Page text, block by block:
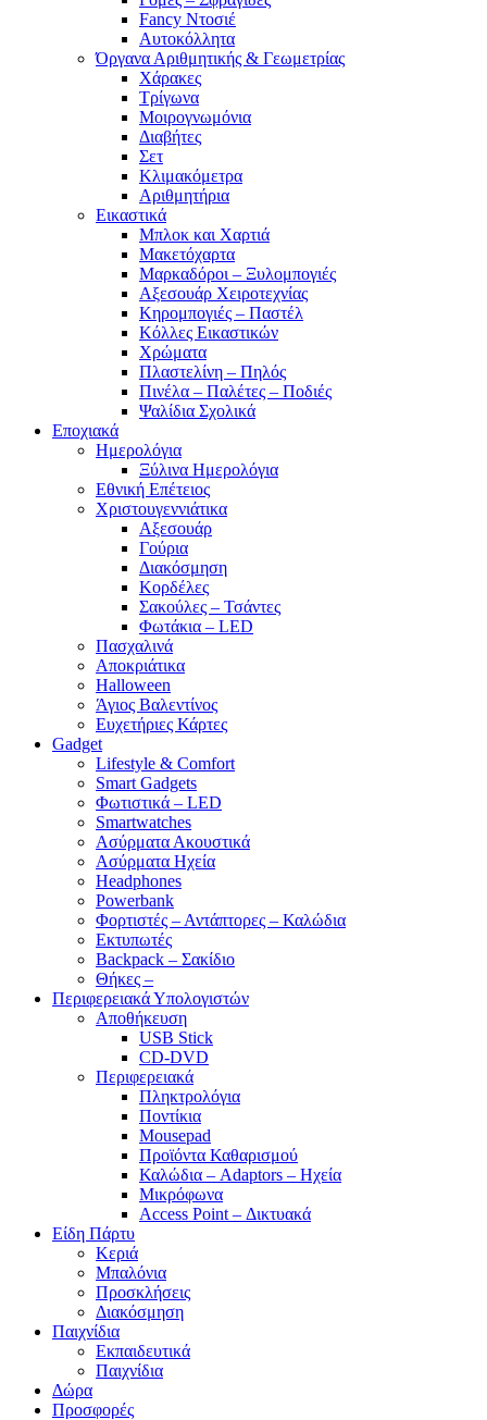
Fancy Ντοσιέ
Αυτοκόλλητα
Όργανα Αριθμητικής & Γεωμετρίας
Χάρακες
Τρίγωνα
Mοιρογνωμόνια
Διαβήτες
Σετ
Κλιμακόμετρα
Αριθμητήρια
Εικαστικά
Μπλοκ και Χαρτιά
Μακετόχαρτα
Μαρκαδόροι – Ξυλομπογιές
Αξεσουάρ Χειροτεχνίας
Κηρομπογιές – Παστέλ
Κόλλες Εικαστικών
Χρώματα
Πλαστελίνη – Πηλός
Πινέλα – Παλέτες – Ποδιές
Ψαλίδια Σχολικά
Εποχιακά
Ημερολόγια
Ξύλινα Ημερολόγια
Εθνική Επέτειος
Χριστουγεννιάτικα
Αξεσουάρ
Γούρια
Διακόσμηση
Κορδέλες
Σακούλες – Τσάντες
Φωτάκια – LED
Πασχαλινά
Αποκριάτικα
Halloween
Άγιος Βαλεντίνος
Ευχετήριες Κάρτες
Gadget
Lifestyle & Comfort
Smart Gadgets
Φωτιστικά – LED
Smartwatches
Ασύρματα Ακουστικά
Ασύρματα Ηχεία
Headphones
Powerbank
Φορτιστές – Αντάπτορες – Καλώδια
Εκτυπωτές
Backpack – Σακίδιο
Θήκες –
Περιφερειακά Υπολογιστών
Αποθήκευση
USB Stick
CD-DVD
Περιφερειακά
Πληκτρολόγια
Ποντίκια
Mousepad
Προϊόντα Καθαρισμού
Καλώδια – Adaptors – Ηχεία
Μικρόφωνα
Access Point – Δικτυακά
Είδη Πάρτυ
Κεριά
Μπαλόνια
Προσκλήσεις
Διακόσμηση
Παιχνίδια
Εκπαιδευτικά
Παιχνίδια
Δώρα
Προσφορές